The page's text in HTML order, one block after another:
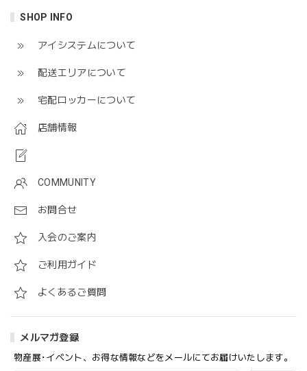
SHOP INFO
アイシステムについて
配送エリアについて
宅配ロッカーについて
店舗情報
COMMUNITY
お問合せ
入会のご案内
ご利用ガイド
よくあるご質問
メルマガ登録
物産展･イベント、お得な情報などをメールにてお届けいたします。